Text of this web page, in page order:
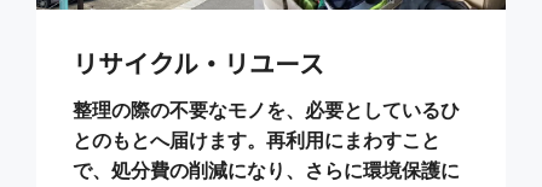
リサイクル・リユース
整理の際の不要なモノを、必要としているひ
とのもとへ届けます。再利用にまわすこと
で、処分費の削減になり、さらに環境保護に